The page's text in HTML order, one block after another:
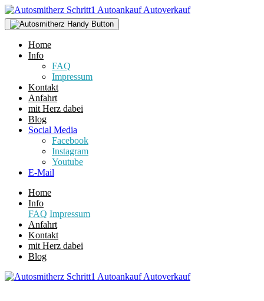
Home
Info
FAQ
Impressum
Kontakt
Anfahrt
mit Herz dabei
Blog
Social Media
Facebook
Instagram
Youtube
E-Mail
Home
Info
FAQ Impressum
Anfahrt
Kontakt
mit Herz dabei
Blog